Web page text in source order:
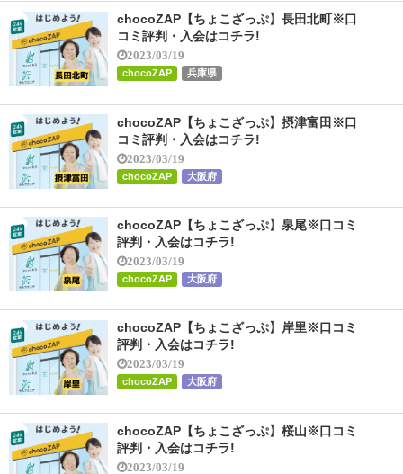
chocoZAP【ちょこざっぷ】長田北町※口
コミ評判・入会はコチラ!
2023/03/19
chocoZAP 兵庫県
chocoZAP【ちょこざっぷ】摂津富田※口
コミ評判・入会はコチラ!
2023/03/19
chocoZAP 大阪府
chocoZAP【ちょこざっぷ】泉尾※口コミ
評判・入会はコチラ!
2023/03/19
chocoZAP 大阪府
chocoZAP【ちょこざっぷ】岸里※口コミ
評判・入会はコチラ!
2023/03/19
chocoZAP 大阪府
chocoZAP【ちょこざっぷ】桜山※口コミ
評判・入会はコチラ!
2023/03/19